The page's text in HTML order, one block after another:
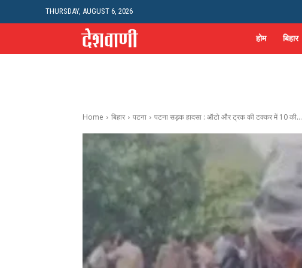
THURSDAY, AUGUST 6, 2026
होम बिहार
Home बिहार पटना पटना सड़क हादसा : ऑटो और ट्रक की टक्कर में 10 की...